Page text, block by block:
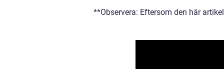
**Observera: Eftersom den här